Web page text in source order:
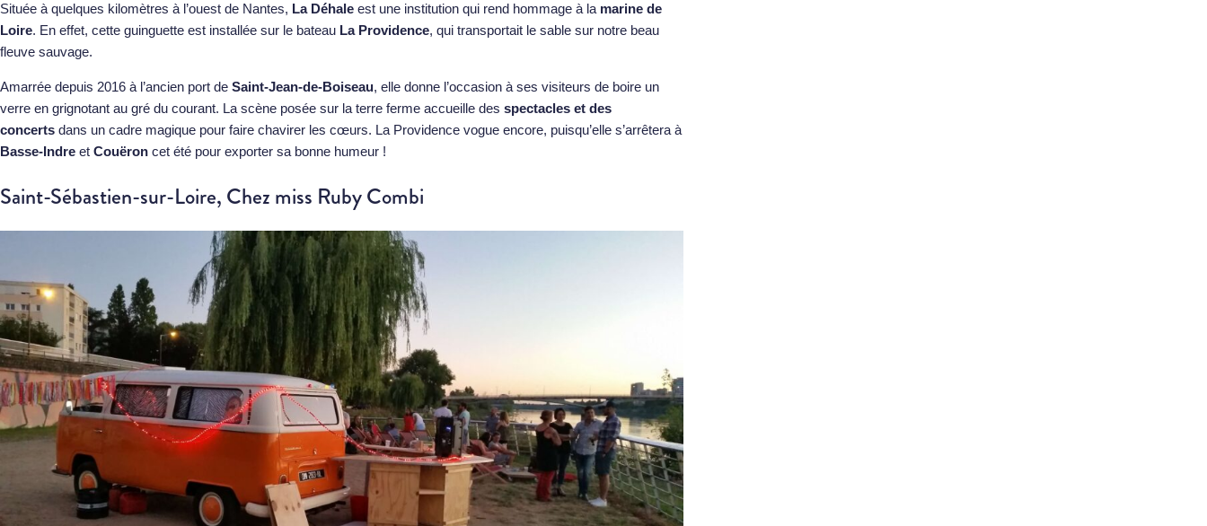
Située à quelques kilomètres à l’ouest de Nantes, La Déhale est une institution qui rend hommage à la marine de
Loire. En effet, cette guinguette est installée sur le bateau La Providence, qui transportait le sable sur notre beau
fleuve sauvage.
Amarrée depuis 2016 à l’ancien port de Saint-Jean-de-Boiseau, elle donne l’occasion à ses visiteurs de boire un
verre en grignotant au gré du courant. La scène posée sur la terre ferme accueille des spectacles et des
concerts dans un cadre magique pour faire chavirer les cœurs. La Providence vogue encore, puisqu’elle s’arrêtera à
Basse-Indre et Couëron cet été pour exporter sa bonne humeur !
Saint-Sébastien-sur-Loire, Chez miss Ruby Combi